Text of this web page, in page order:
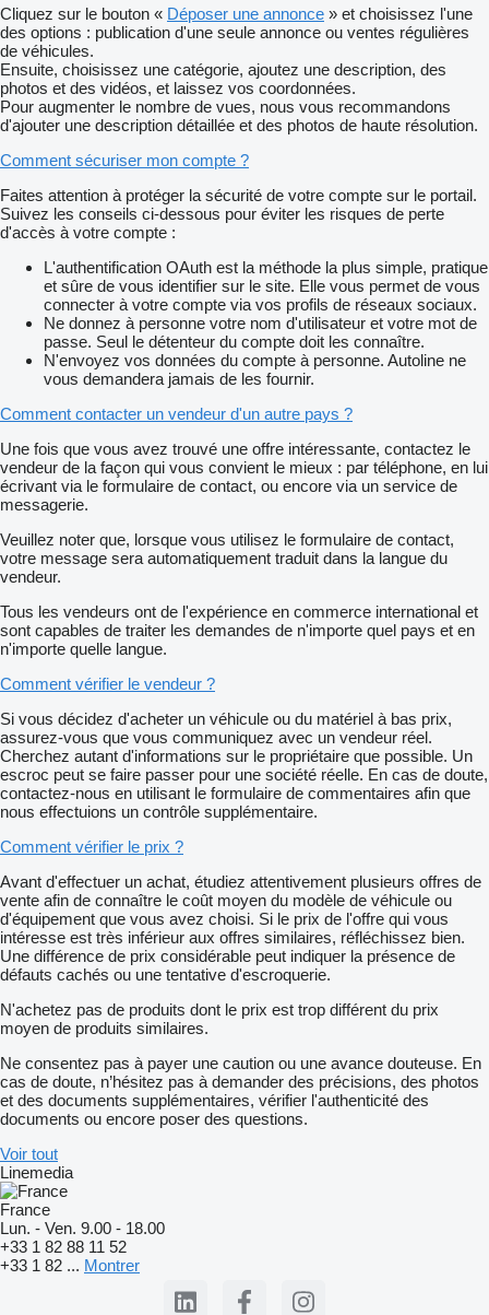
Cliquez sur le bouton « Déposer une annonce » et choisissez l'une
des options : publication d'une seule annonce ou ventes régulières
de véhicules.
Ensuite, choisissez une catégorie, ajoutez une description, des
photos et des vidéos, et laissez vos coordonnées.
Pour augmenter le nombre de vues, nous vous recommandons
d'ajouter une description détaillée et des photos de haute résolution.
Comment sécuriser mon compte ?
Faites attention à protéger la sécurité de votre compte sur le portail.
Suivez les conseils ci-dessous pour éviter les risques de perte
d'accès à votre compte :
L'authentification OAuth est la méthode la plus simple, pratique
et sûre de vous identifier sur le site. Elle vous permet de vous
connecter à votre compte via vos profils de réseaux sociaux.
Ne donnez à personne votre nom d'utilisateur et votre mot de
passe. Seul le détenteur du compte doit les connaître.
N'envoyez vos données du compte à personne. Autoline ne
vous demandera jamais de les fournir.
Comment contacter un vendeur d'un autre pays ?
Une fois que vous avez trouvé une offre intéressante, contactez le
vendeur de la façon qui vous convient le mieux : par téléphone, en lui
écrivant via le formulaire de contact, ou encore via un service de
messagerie.
Veuillez noter que, lorsque vous utilisez le formulaire de contact,
votre message sera automatiquement traduit dans la langue du
vendeur.
Tous les vendeurs ont de l'expérience en commerce international et
sont capables de traiter les demandes de n'importe quel pays et en
n'importe quelle langue.
Comment vérifier le vendeur ?
Si vous décidez d'acheter un véhicule ou du matériel à bas prix,
assurez-vous que vous communiquez avec un vendeur réel.
Cherchez autant d'informations sur le propriétaire que possible. Un
escroc peut se faire passer pour une société réelle. En cas de doute,
contactez-nous en utilisant le formulaire de commentaires afin que
nous effectuions un contrôle supplémentaire.
Comment vérifier le prix ?
Avant d'effectuer un achat, étudiez attentivement plusieurs offres de
vente afin de connaître le coût moyen du modèle de véhicule ou
d'équipement que vous avez choisi. Si le prix de l'offre qui vous
intéresse est très inférieur aux offres similaires, réfléchissez bien.
Une différence de prix considérable peut indiquer la présence de
défauts cachés ou une tentative d'escroquerie.
N'achetez pas de produits dont le prix est trop différent du prix
moyen de produits similaires.
Ne consentez pas à payer une caution ou une avance douteuse. En
cas de doute, n’hésitez pas à demander des précisions, des photos
et des documents supplémentaires, vérifier l'authenticité des
documents ou encore poser des questions.
Voir tout
Linemedia
France
Lun. - Ven. 9.00 - 18.00
+33 1 82 88 11 52
+33 1 82 ... Montrer